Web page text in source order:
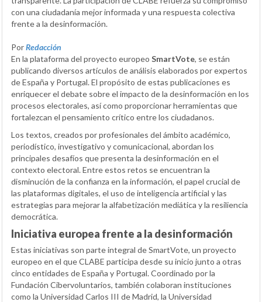
con una ciudadanía mejor informada y una respuesta colectiva
frente a la desinformación.
PorRedacción
En la plataforma del proyecto europeo SmartVote, se están
publicando diversos artículos de análisis elaborados por expertos
de España y Portugal. El propósito de estas publicaciones es
enriquecer el debate sobre el impacto de la desinformación en los
procesos electorales, así como proporcionar herramientas que
fortalezcan el pensamiento crítico entre los ciudadanos.
Los textos, creados por profesionales del ámbito académico,
periodístico, investigativo y comunicacional, abordan los
principales desafíos que presenta la desinformación en el
contexto electoral. Entre estos retos se encuentran la
disminución de la confianza en la información, el papel crucial de
las plataformas digitales, el uso de inteligencia artificial y las
estrategias para mejorar la alfabetización mediática y la resiliencia
democrática.
Iniciativa europea frente a la desinformación
Estas iniciativas son parte integral de SmartVote, un proyecto
europeo en el que CLABE participa desde su inicio junto a otras
cinco entidades de España y Portugal. Coordinado por la
Fundación Cibervoluntarios, también colaboran instituciones
como la Universidad Carlos III de Madrid, la Universidad